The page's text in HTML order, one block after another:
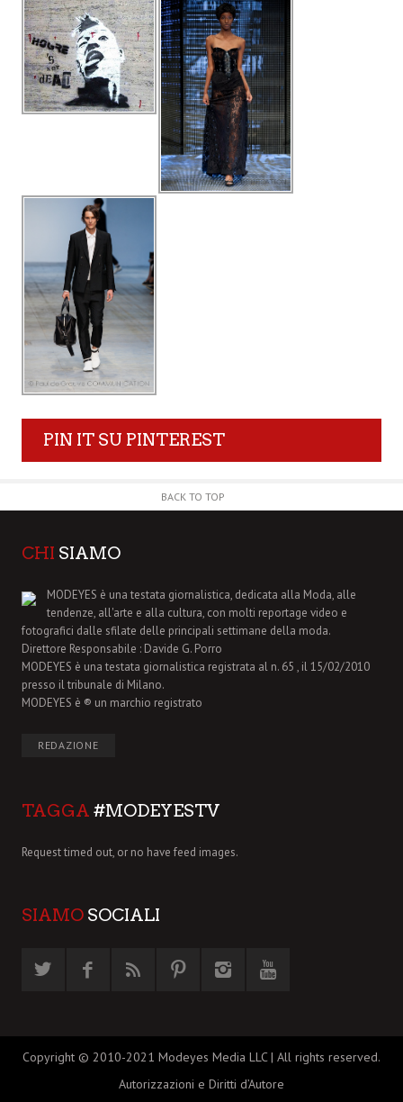
PIN IT SU PINTEREST
BACK TO TOP
CHI SIAMO
MODEYES è una testata giornalistica, dedicata alla Moda, alle
tendenze, all'arte e alla cultura, con molti reportage video e
fotografici dalle sfilate delle principali settimane della moda.
Direttore Responsabile : Davide G. Porro
MODEYES è una testata giornalistica registrata al n. 65 , il 15/02/2010
presso il tribunale di Milano.
MODEYES è ® un marchio registrato
REDAZIONE
TAGGA #MODEYESTV
Request timed out, or no have feed images.
SIAMO SOCIALI
Copyright © 2010-2021 Modeyes Media LLC | All rights reserved.
Autorizzazioni e Diritti d’Autore